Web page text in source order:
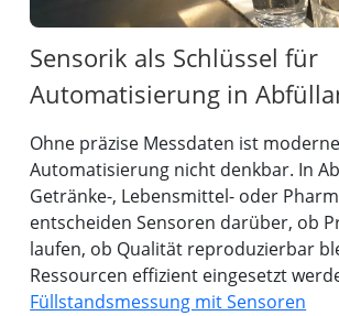
Sensorik als Schlüssel für
Automatisierung in
Ohne präzise Messdaten ist moderne
Automatisierung nicht denkbar. In
Getränke-, Lebensmittel- oder
entscheiden Sensoren darüber, ob
laufen, ob Qualität reproduzierbar
Ressourcen effizient eingesetzt
Füllstandsmessung mit Sensoren